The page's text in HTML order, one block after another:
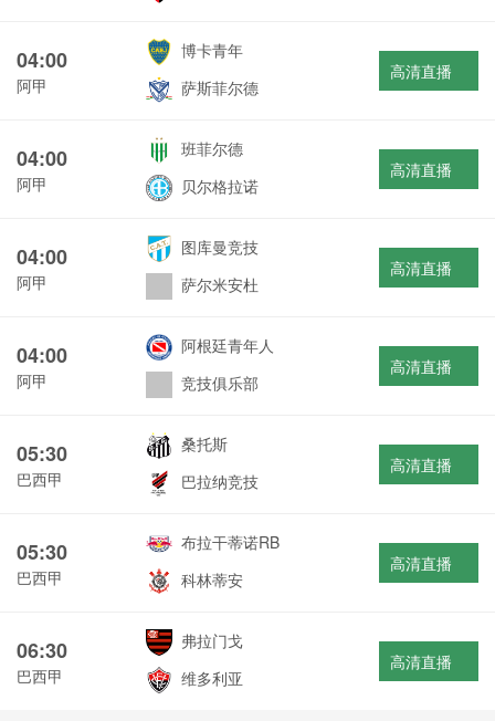
04:00
阿甲
博卡青年
萨斯菲尔德
高清直播
04:00
阿甲
班菲尔德
贝尔格拉诺
高清直播
04:00
阿甲
图库曼竞技
萨尔米安杜
高清直播
04:00
阿甲
阿根廷青年人
竞技俱乐部
高清直播
05:30
巴西甲
桑托斯
巴拉纳竞技
高清直播
05:30
巴西甲
布拉干蒂诺RB
科林蒂安
高清直播
06:30
巴西甲
弗拉门戈
维多利亚
高清直播